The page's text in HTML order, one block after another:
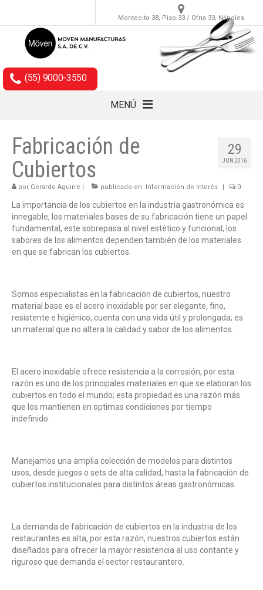
Montecito 38, Piso 33 / Ofna 33, Nápoles
(55) 9000-3550
MENÚ
Cubiertos
Accesorios
Empaques
29
JUN 2016
Fabricación de
Cubiertos
por Gerardo Aguirre | publicado en: Información de Interés | 0
La importancia de los cubiertos en la industria gastronómica es
innegable, los materiales bases de su fabricación tiene un papel
fundamental, este sobrepasa al nivel estético y funcional; los
sabores de los alimentos dependen también de los materiales
en que se fabrican los cubiertos.
Somos especialistas en la fabricación de cubiertos, nuestro
material base es el acero inoxidable por ser elegante, fino,
resistente e higiénico; cuenta con una vida útil y prolongada; es
un material que no altera la calidad y sabor de los alimentos.
El acero inoxidable ofrece resistencia a la corrosión, por esta
razón es uno de los principales materiales en que se elaboran los
cubiertos en todo el mundo; esta propiedad es una razón más
que los mantienen en optimas condiciones por tiempo
indefinido.
Manejamos una amplia colección de modelos para distintos
usos, desde juegos o sets de alta calidad, hasta la fabricación de
cubiertos institucionales para distintos áreas gastronómicas.
La demanda de fabricación de cubiertos en la industria de los
restaurantes es alta, por esta razón, nuestros cubiertos están
diseñados para ofrecer la mayor resistencia al uso contante y
riguroso que demanda el sector restaurantero.